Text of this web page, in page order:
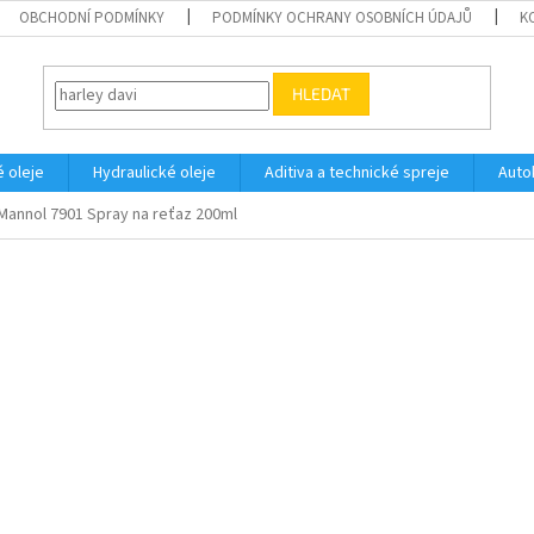
OBCHODNÍ PODMÍNKY PODMÍNKY OCHRANY OSOBNÍCH ÚDAJŮ
HLEDAT
oleje Hydraulické oleje Aditiva a technické spreje
7901 Spray na reťaz 200ml